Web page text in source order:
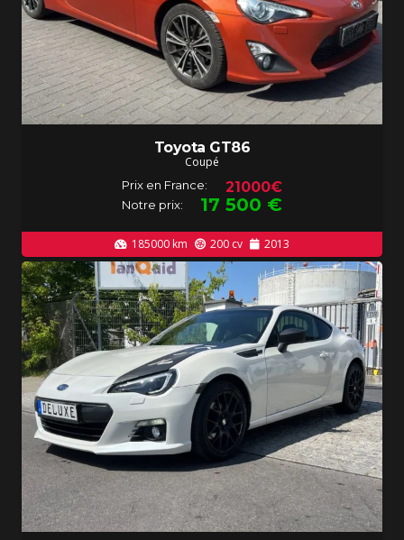
Toyota GT86
Coupé
Prix en France: 21000€
Notre prix: 17 500 €
185000 km 200cv 2013